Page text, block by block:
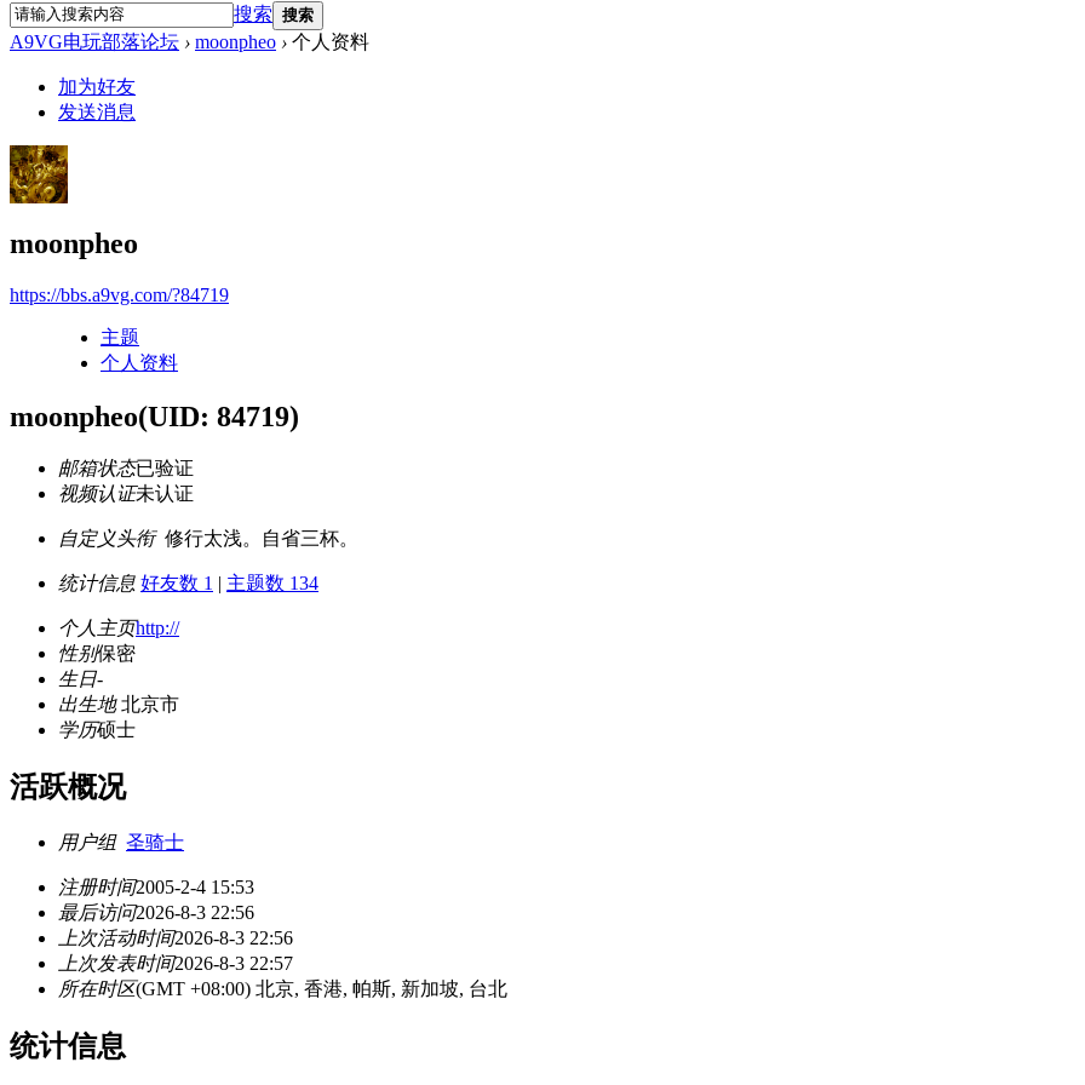
搜索 搜索
A9VG电玩部落论坛 › moonpheo › 个人资料
加为好友
发送消息
moonpheo
https://bbs.a9vg.com/?84719
主题
个人资料
moonpheo(UID: 84719)
邮箱状态已验证
视频认证未认证
自定义头衔 修行太浅。自省三杯。
统计信息 好友数 1 | 主题数 134
个人主页http://
性别保密
生日-
出生地北京市
学历硕士
活跃概况
用户组 圣骑士
注册时间2005-2-4 15:53
最后访问2026-8-3 22:56
上次活动时间2026-8-3 22:56
上次发表时间2026-8-3 22:57
所在时区(GMT +08:00) 北京, 香港, 帕斯, 新加坡, 台北
统计信息